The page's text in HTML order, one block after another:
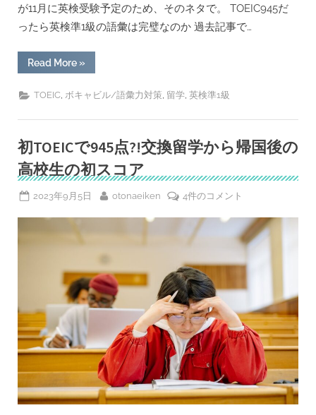
ス
単）、
検
と
関
係
つ
い
へ
の
が11月に英検受験予定のため、そのネタで。 TOEIC945だ
ったら英検準1級の語彙は完璧なのか 過去記事で…
Read More“TOEIC900
越
と
英
準
級
（も
し
く
は
出
る
パ
ス
は
英
検
1
級
と
の
関
係
に
つ
て”
»
TOEIC, ボキャビル/語彙力対策 留学, 英検準1級
初TOEICで945点?!交換留学から帰国後の
高校生の初スコア
Posted
2023年9月5日 By
otonaeiken
初
945
交
換
留
学
か
ら
帰
国
後
4件のコメント